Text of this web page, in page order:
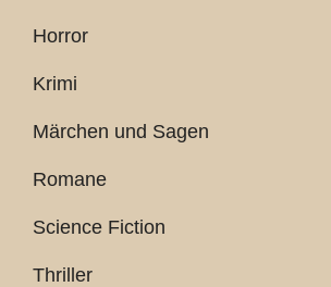
Horror
Krimi
Märchen und Sagen
Romane
Science Fiction
Thriller